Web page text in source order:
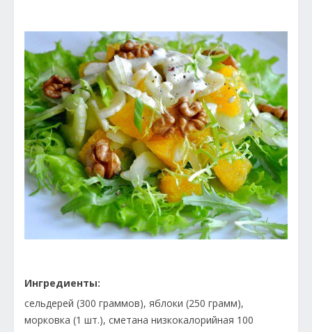
Ингредиенты:
сельдерей (300 граммов), яблоки (250 грамм),
морковка (1 шт.), сметана низкокалорийная 100